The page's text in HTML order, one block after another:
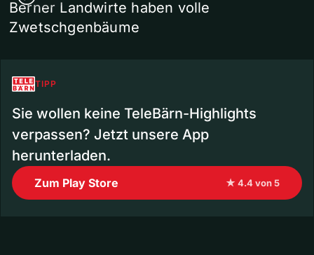
Berner Landwirte haben volle
Zwetschgenbäume
TIPP
Sie wollen keine TeleBärn-Highlights
verpassen? Jetzt unsere App
herunterladen.
Zum Play Store ★ 4.4 von 5